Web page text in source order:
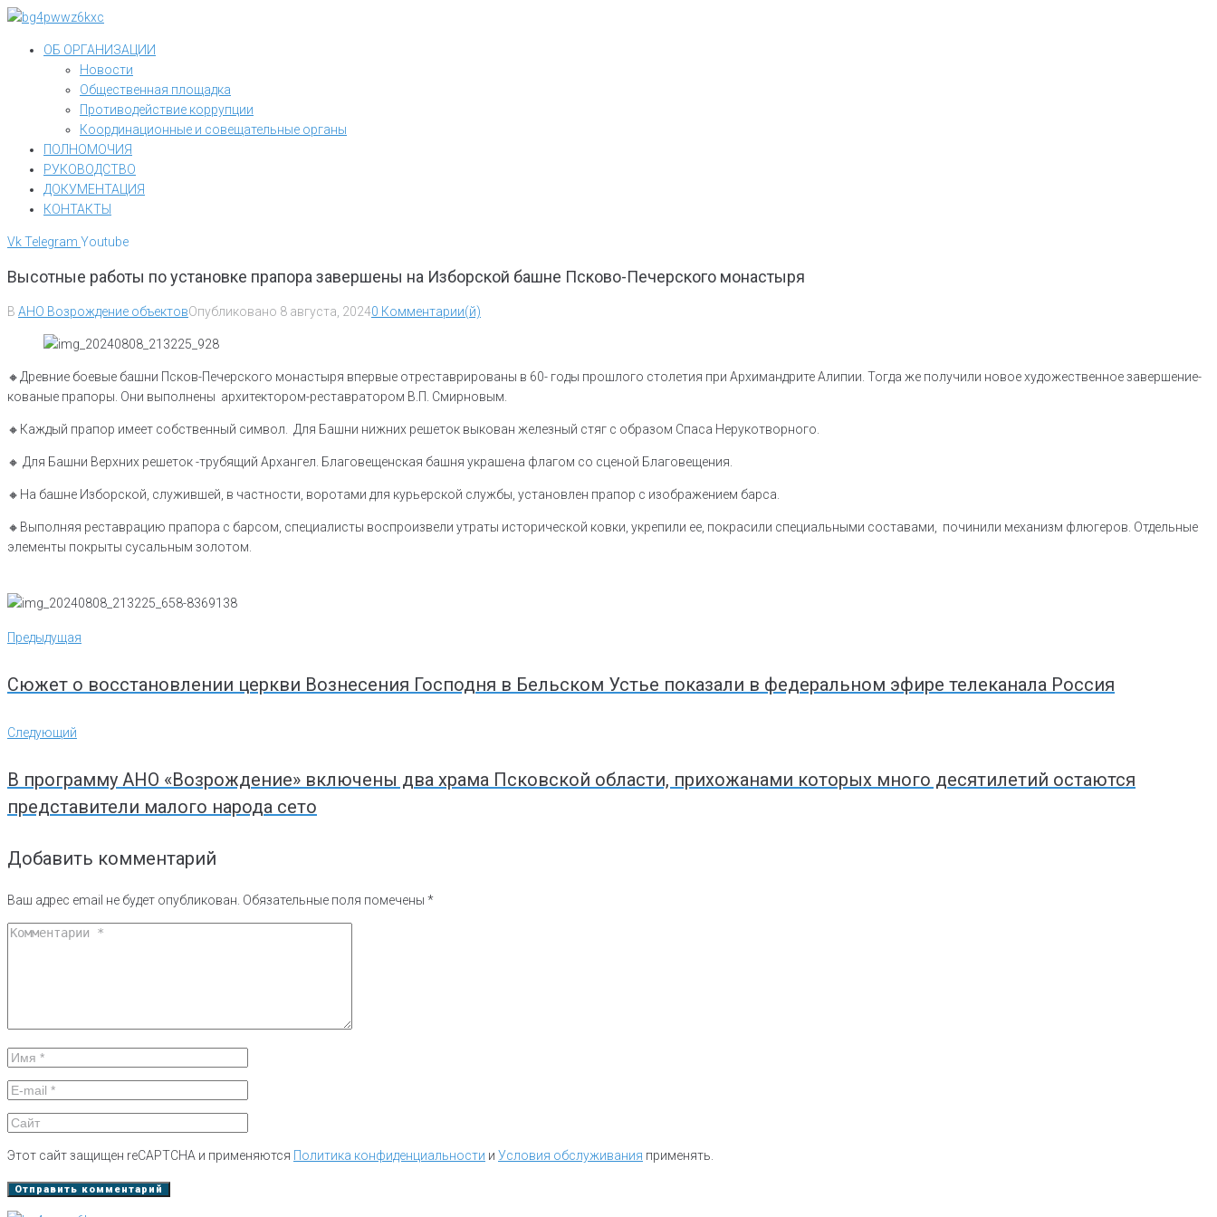
Перейти
контентуОБ ОРГАНИЗАЦИИ
Новости
Общественная площадка
Противодействие коррупции
Координационные и совещательные органы
ПОЛНОМОЧИЯ
РУКОВОДСТВО
ДОКУМЕНТАЦИЯ
КОНТАКТЫ
VkTelegram Youtube
Высотные работы по установке прапора завершены на Изборской башне Псково-Печерского монастыря
В АНО Возрождение объектовОпубликовано 8 августа, 20240 Комментарии(й)
🔸️Древние боевые башни Псков-Печерского монастыря впервые отреставрированы в 60- годы прошлого столетия при Архимандрите Алипии. Тогда же получили новое художественное завершение-
кованые прапоры. Они выполнены архитектором-реставратором В.П. Смирновым.
🔸️Каждый прапор имеет собственный символ. Для Башни нижних решеток выкован железный стяг с образом Спаса Нерукотворного.
🔸️ Для Башни Верхних решеток -трубящий Архангел. Благовещенская башня украшена флагом со сценой Благовещения.
🔸️На башне Изборской, служившей, в частности, воротами для курьерской службы, установлен прапор с изображением барса.
🔸️Выполняя реставрацию прапора с барсом, специалисты воспроизвели утраты исторической ковки, укрепили ее, покрасили специальными составами, починили механизм флюгеров. Отдельные
элементы покрыты сусальным золотом.
Навигация
записям
Предыдущая
Предыдущая
Сюжет о восстановлении церкви Вознесения Господня в Бельском Устье показали в федеральном эфире телеканала Россия
Следующий
Следующий
В программу АНО «Возрождение» включены два храма Псковской области, прихожанами которых много десятилетий остаются
представители малого народа сето
Добавить комментарий
Ваш адрес email не будет опубликован. Обязательные поля помечены *
Этот сайт защищен reCAPTCHA и применяются Политика конфиденциальности и Условия обслуживания применять.